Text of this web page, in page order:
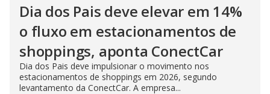
Dia dos Pais deve elevar em 14%
o fluxo em estacionamentos de
shoppings, aponta ConectCar
Dia dos Pais deve impulsionar o movimento nos
estacionamentos de shoppings em 2026, segundo
levantamento da ConectCar. A empresa...